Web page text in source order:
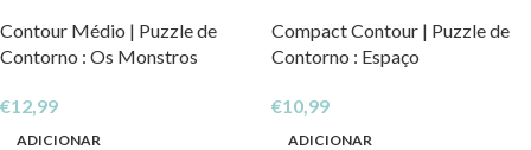
Contour Médio | Puzzle de
Contorno : Os Monstros
€12,99
ADICIONAR
Compact Contour | Puzzle de
Contorno : Espaço
€10,99
ADICIONAR